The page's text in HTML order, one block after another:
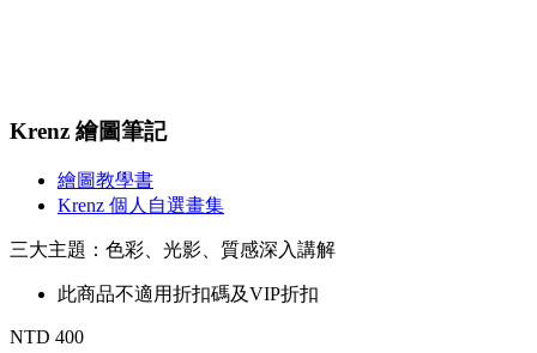
Krenz 繪圖筆記
繪圖教學書
Krenz 個人自選畫集
三大主題：色彩、光影、質感深入講解
此商品不適用折扣碼及VIP折扣
NTD 400